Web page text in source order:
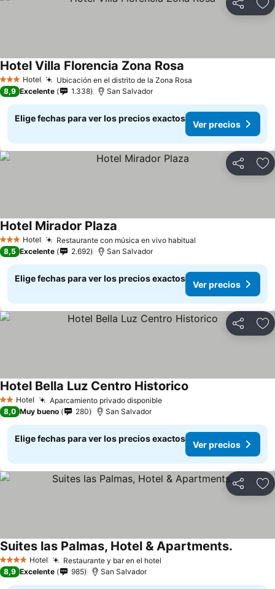
Compartir
3 Estrellas
Hotel Ubicación en el distrito de la Zona Rosa
Hotel Villa Florencia Zona Rosa
8,9 Excelente 1.338 San Salvador
Elige fechas para ver los precios exactos
Ver precios
Compartir
3 Estrellas
Hotel Restaurante con música en vivo habitual
Hotel Mirador Plaza
8,5 Excelente 2.692 San Salvador
Elige fechas para ver los precios exactos
Ver precios
Compartir
2 Estrellas
Hotel Aparcamiento privado disponibleVer precios
Hotel Bella Luz Centro Historico
8,0 Muy bueno 280 San Salvador
Elige fechas para ver los precios exactos
Ver precios
Compartir
4 EstrellasHotel Restaurante y bar en el hotel
Suites las Palmas, Hotel & Apartments.
8,9 Excelente 985 San Salvador